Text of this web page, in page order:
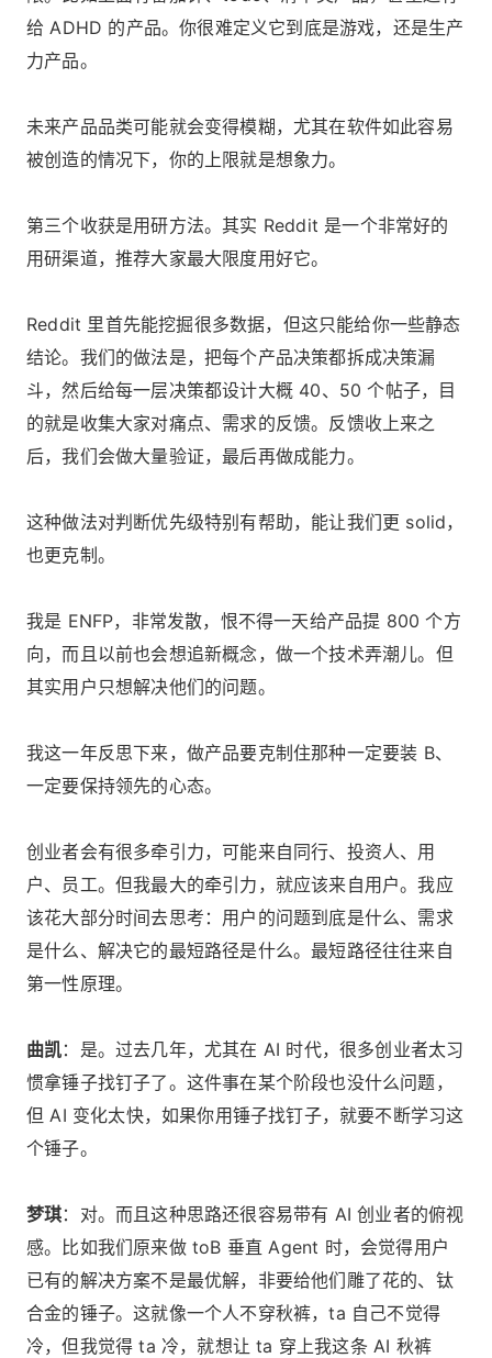
给 ADHD 的产品。你很难定义它到底是游戏，还是生产
力产品。
未来产品品类可能就会变得模糊，尤其在软件如此容易
被创造的情况下，你的上限就是想象力。
第三个收获是用研方法。其实 Reddit 是一个非常好的
用研渠道，推荐大家最大限度用好它。
Reddit 里首先能挖掘很多数据，但这只能给你一些静态
结论。我们的做法是，把每个产品决策都拆成决策漏
斗，然后给每一层决策都设计大概 40、50 个帖子，目
的就是收集大家对痛点、需求的反馈。反馈收上来之
后，我们会做大量验证，最后再做成能力。
这种做法对判断优先级特别有帮助，能让我们更 solid，
也更克制。
我是 ENFP，非常发散，恨不得一天给产品提 800 个方
向，而且以前也会想追新概念，做一个技术弄潮儿。但
其实用户只想解决他们的问题。
我这一年反思下来，做产品要克制住那种一定要装 B、
一定要保持领先的心态。
创业者会有很多牵引力，可能来自同行、投资人、用
户、员工。但我最大的牵引力，就应该来自用户。我应
该花大部分时间去思考：用户的问题到底是什么、需求
是什么、解决它的最短路径是什么。最短路径往往来自
第一性原理。
曲凯：是。过去几年，尤其在 AI 时代，很多创业者太习
惯拿锤子找钉子了。这件事在某个阶段也没什么问题，
但 AI 变化太快，如果你用锤子找钉子，就要不断学习这
个锤子。
梦琪：对。而且这种思路还很容易带有 AI 创业者的俯视
感。比如我们原来做 toB 垂直 Agent 时，会觉得用户
已有的解决方案不是最优解，非要给他们雕了花的、钛
合金的锤子。这就像一个人不穿秋裤，ta 自己不觉得
冷，但我觉得 ta 冷，就想让 ta 穿上我这条 AI 秋裤